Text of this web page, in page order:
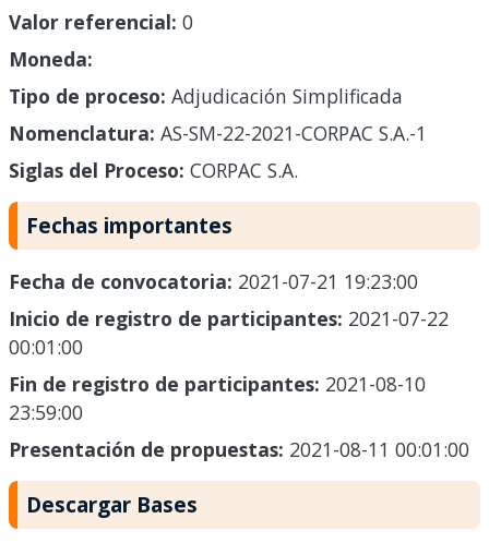
Valor referencial: 0
Moneda:
Tipo de proceso: Adjudicación Simplificada
Nomenclatura: AS-SM-22-2021-CORPAC S.A.-1
Siglas del Proceso: CORPAC S.A.
Fechas importantes
Fecha de convocatoria: 2021-07-21 19:23:00
Inicio de registro de participantes: 2021-07-22
00:01:00
Fin de registro de participantes: 2021-08-10
23:59:00
Presentación de propuestas: 2021-08-11 00:01:00
Descargar Bases